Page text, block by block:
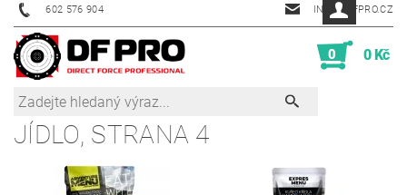
602 576 904 INFO@DFPRO.CZ
0 0 Kč
JÍDLO, STRANA 4